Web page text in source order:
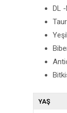
DL
YAŞ